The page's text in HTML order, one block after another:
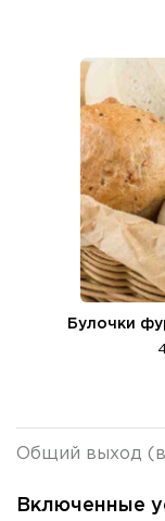
Булочки
Общий выход
Включенные